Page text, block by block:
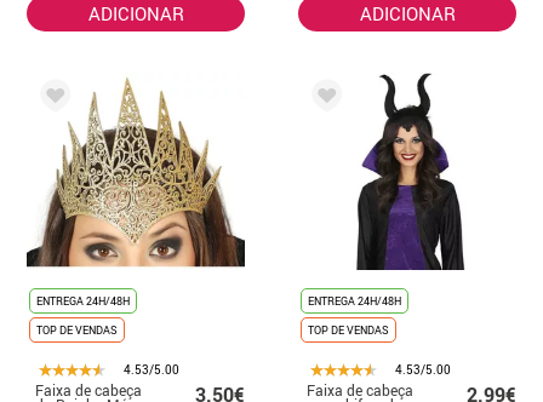
ADICIONAR ADICIONAR
ENTREGA 24H/48H
TOP DE VENDAS
4.53/5.00
Faixa de cabeça 3.50€
ENTREGA 24H/48H
TOP DE VENDAS
4.53/5.00
Faixa de cabeça 2.99€